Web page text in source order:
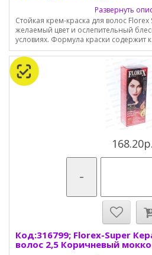
Развернуть
Стойкая крем-краска для волос
желаемый цвет и ослепительный
условиях. Формула краски содержит
168.20р.
-
Код:316799; Florex-Super
волос 2,5 Коричневый